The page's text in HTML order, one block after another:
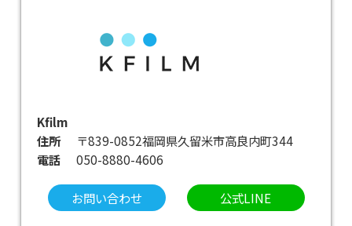
Kfilm
住所
〒839-0852福岡県久留米市高良内町344
電話
050-8880-4606
お問い合わせ 公式LINE